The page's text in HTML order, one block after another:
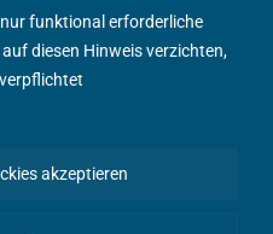
funktional erforderliche
diesen Hinweis verzichten,
akzeptieren